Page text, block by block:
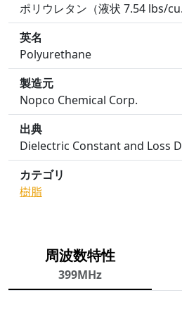
ポリウレタン（液状 7.54 lbs/
英名
Polyurethane
製造元
Nopco Chemical Corp.
出典
Dielectric Constant and Loss
カテゴリ
樹脂
周波数特性
399MHz